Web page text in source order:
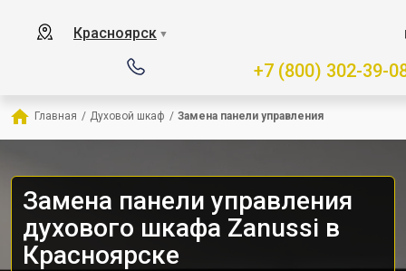
Красноярск ▼
+7 (800) 302-39-
Главная / Духовой шкаф / Замена панели управления
Замена панели управления
духового шкафа Zanussi в
Красноярске